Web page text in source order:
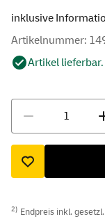
inklusive
Artikelnummer:
Artikel lieferbar.
2) Endpreis inkl.